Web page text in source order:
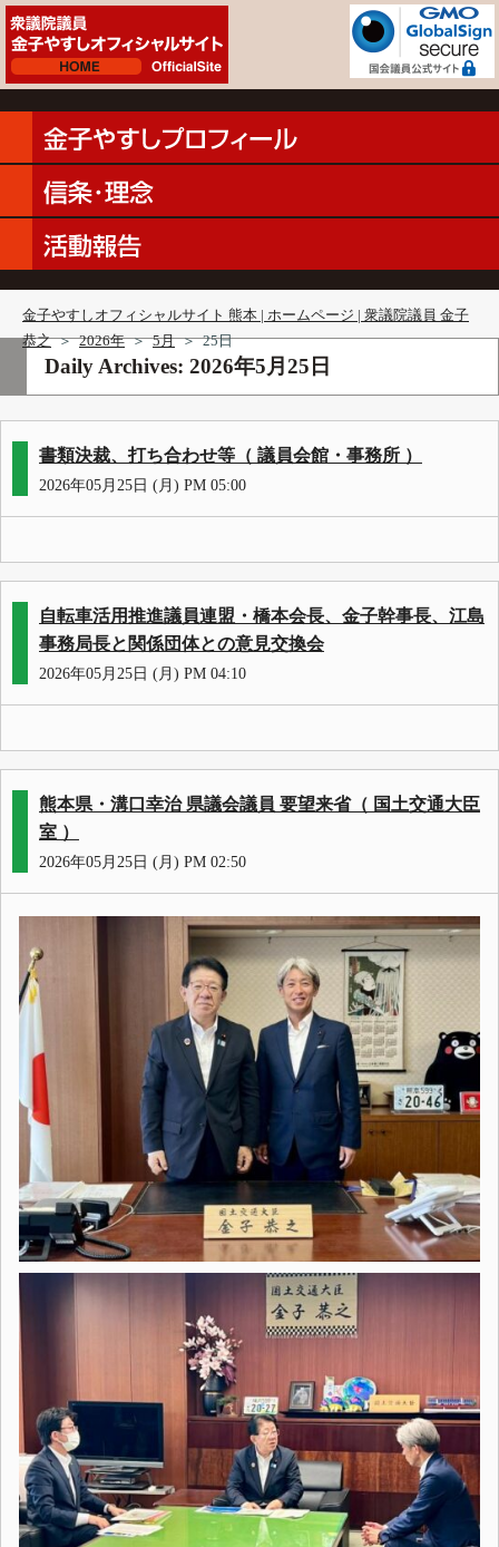
金子やすしオフィシャルサイト 熊本 | ホームページ | 衆議院議員 金子
恭之 ＞ 2026年 ＞ 5月 ＞ 25日
Daily Archives: 2026年5月25日
書類決裁、打ち合わせ等（ 議員会館・事務所 ）
2026年05月25日 (月) PM 05:00
自転車活用推進議員連盟・橋本会長、金子幹事長、江島
事務局長と関係団体との意見交換会
2026年05月25日 (月) PM 04:10
熊本県・溝口幸治 県議会議員 要望来省（ 国土交通大臣
室 ）
2026年05月25日 (月) PM 02:50